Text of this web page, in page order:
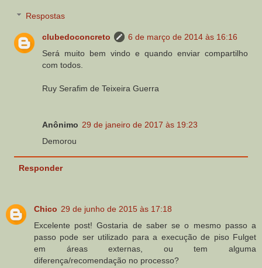
Respostas
clubedoconcreto
6 de março de 2014 às 16:16
Será muito bem vindo e quando enviar compartilho
com todos.
Ruy Serafim de Teixeira Guerra
Anônimo 29 de janeiro de 2017 às 19:23
Demorou
Responder
Chico 29 de junho de 2015 às 17:18
Excelente post! Gostaria de saber se o mesmo passo a
passo pode ser utilizado para a execução de piso Fulget
em áreas externas, ou tem alguma
diferença/recomendação no processo?